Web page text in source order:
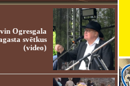
Ogresgala
svētkus
(video)